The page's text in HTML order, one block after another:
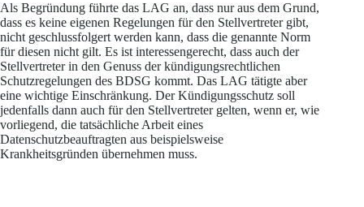
Als Begründung führte das LAG an, dass nur aus dem Grund,
dass es keine eigenen Regelungen für den Stellvertreter gibt,
nicht geschlussfolgert werden kann, dass die genannte Norm
für diesen nicht gilt. Es ist interessengerecht, dass auch der
Stellvertreter in den Genuss der kündigungsrechtlichen
Schutzregelungen des BDSG kommt. Das LAG tätigte aber
eine wichtige Einschränkung. Der Kündigungsschutz soll
jedenfalls dann auch für den Stellvertreter gelten, wenn er, wie
vorliegend, die tatsächliche Arbeit eines
Datenschutzbeauftragten aus beispielsweise
Krankheitsgründen übernehmen muss.